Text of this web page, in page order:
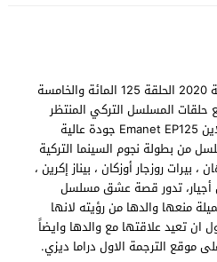
مشاهدة وتحميل مسلسل الأمانة 2020 الحلقة 125 المائة والخامسة
حلقات المسلسل التركي المنتظر
“الأمانة 2020 حلقة 125” اون لاين Emanet EP125 جودة عالية
من بطولة نجوم السينما التركية
بيرات روزجار أوزكان ، بيناز إكرين ،
أجيار، تدور قصة عشق مسلسل
وجميلة منعها والدها من رؤيته لانها
ان تعيد علاقتها مع والدها وايضاً
موقع الترجمة الاول دراما ديزي.